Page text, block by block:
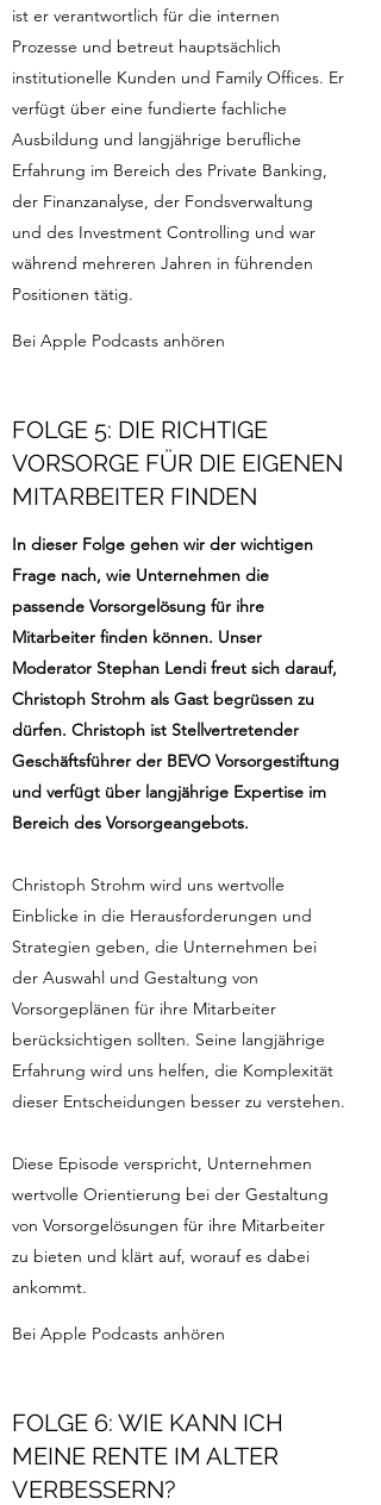
ist er verantwortlich für die internen
Prozesse und betreut hauptsächlich
institutionelle Kunden und Family Offices. Er
verfügt über eine fundierte fachliche
Ausbildung und langjährige berufliche
Erfahrung im Bereich des Private Banking,
der Finanzanalyse, der Fondsverwaltung
und des Investment Controlling und war
während mehreren Jahren in führenden
Positionen tätig.
Bei Apple Podcasts anhören
FOLGE 5: DIE RICHTIGE
VORSORGE FÜR DIE EIGENEN
MITARBEITER FINDEN
In dieser Folge gehen wir der wichtigen
Frage nach, wie Unternehmen die
passende Vorsorgelösung für ihre
Mitarbeiter finden können. Unser
Moderator Stephan Lendi freut sich darauf,
Christoph Strohm als Gast begrüssen zu
dürfen. Christoph ist Stellvertretender
Geschäftsführer der BEVO Vorsorgestiftung
und verfügt über langjährige Expertise im
Bereich des Vorsorgeangebots.
Christoph Strohm wird uns wertvolle
Einblicke in die Herausforderungen und
Strategien geben, die Unternehmen bei
der Auswahl und Gestaltung von
Vorsorgeplänen für ihre Mitarbeiter
berücksichtigen sollten. Seine langjährige
Erfahrung wird uns helfen, die Komplexität
dieser Entscheidungen besser zu verstehen.
Diese Episode verspricht, Unternehmen
wertvolle Orientierung bei der Gestaltung
von Vorsorgelösungen für ihre Mitarbeiter
zu bieten und klärt auf, worauf es dabei
ankommt.
Bei Apple Podcasts anhören
FOLGE 6: WIE KANN ICH
MEINE RENTE IM ALTER
VERBESSERN?